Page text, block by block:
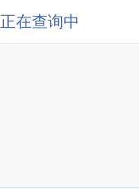
正在查询中